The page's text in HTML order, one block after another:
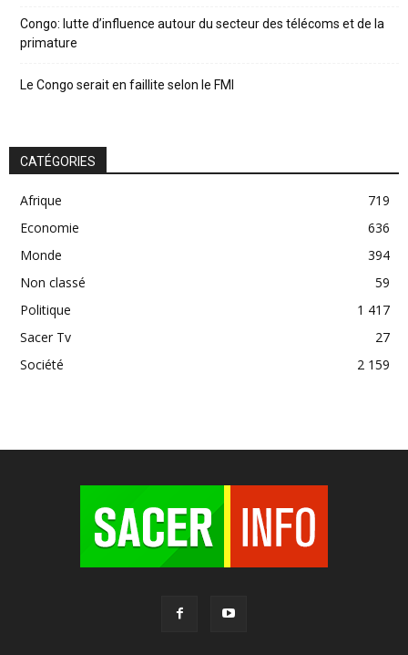
Congo: lutte d’influence autour du secteur des télécoms et de la
primature
Le Congo serait en faillite selon le FMI
CATÉGORIES
Afrique
719
Economie
636
Monde
394
Non classé
59
Politique
1 417
Sacer Tv
27
Société
2 159